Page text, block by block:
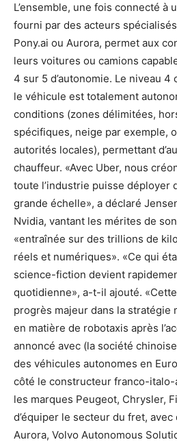
L’ensemble, une fois connecté à
fourni par des acteurs
Pony.ai ou Aurora, permet aux
leurs voitures ou camions
4 sur 5 d’autonomie. Le niveau
le véhicule est totalement
conditions (zones délimitées,
spécifiques, neige par exemple,
autorités locales), permettant
chauffeur. «Avec Uber, nous
toute l’industrie puisse déployer
grande échelle», a déclaré
Nvidia, vantant les mérites de
«entraînée sur des trillions de
réels et numériques». «Ce qui
science-fiction devient
quotidienne», a-t-il ajouté.
progrès majeur dans la stratégie
en matière de robotaxis après
annoncé avec (la société
des véhicules autonomes en
côté le constructeur franco-
les marques Peugeot, Chrysler,
d’équiper le secteur du fret,
Aurora, Volvo Autonomous